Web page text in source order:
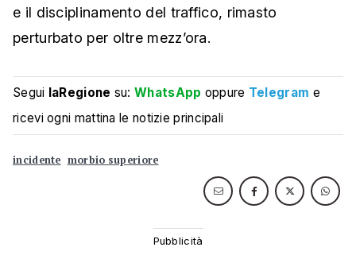
e il disciplinamento del traffico, rimasto
perturbato per oltre mezz’ora.
Segui laRegione su:WhatsApp oppure Telegram e
ricevi ogni mattina le notizie principali
incidente morbio superiore